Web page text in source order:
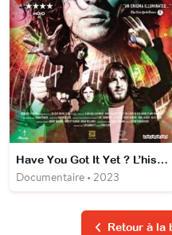
Have You Got It Yet ? L’histoire de Syd Barrett des Pink Floyd
Documentaire • 2023
Retour à la